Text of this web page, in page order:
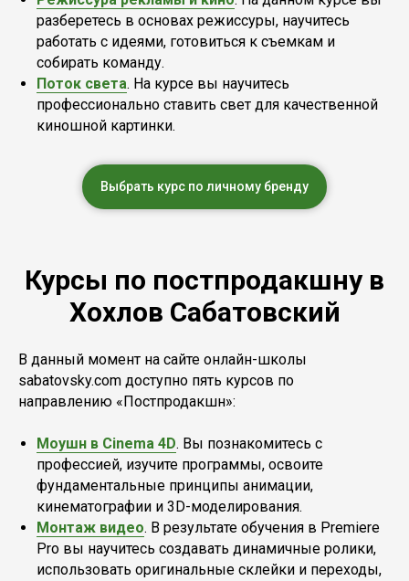
разберетесь в основах режиссуры, научитесь
работать с идеями, готовиться к съемкам и
собирать команду.
Поток света. На курсе вы научитесь
профессионально ставить свет для качественной
киношной картинки.
Выбрать курс по личному бренду
Курсы по постпродакшну в
Хохлов Сабатовский
В данный момент на сайте онлайн-школы
sabatovsky.com доступно пять курсов по
направлению «Постпродакшн»:
Моушн в Cinema 4D. Вы познакомитесь с
профессией, изучите программы, освоите
фундаментальные принципы анимации,
кинематографии и 3D-моделирования.
Монтаж видео. В результате обучения в Premiere
Pro вы научитесь создавать динамичные ролики,
использовать оригинальные склейки и переходы,